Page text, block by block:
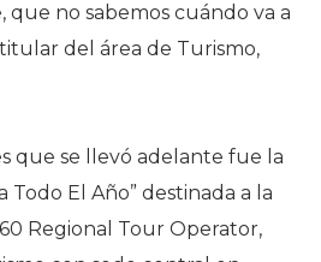
no sabemos cuándo va a
del área de Turismo,
que se llevó adelante fue la
Todo El Año” destinada a la
Regional Tour Operator,